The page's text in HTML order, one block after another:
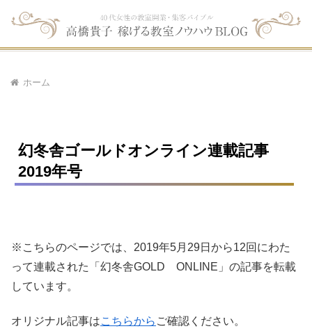
ホーム
幻冬舎ゴールドオンライン連載記事
2019年号
※こちらのページでは、2019年5月29日から12回にわた
って連載された「幻冬舎GOLD ONLINE」の記事を転載
しています。
オリジナル記事はこちらから ご確認ください。